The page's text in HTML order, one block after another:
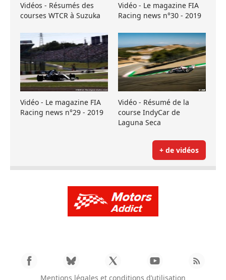
Vidéos - Résumés des
courses WTCR à Suzuka
Vidéo - Le magazine FIA
Racing news n°30 - 2019
Vidéo - Le magazine FIA
Racing news n°29 - 2019
Vidéo - Résumé de la
course IndyCar de
Laguna Seca
+ de vidéos
Mentions légales et conditions d’utilisation